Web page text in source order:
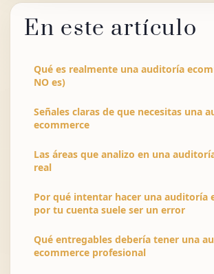
En este artículo
Qué es realmente una auditoría
NO es)
Señales claras de que necesitas una
ecommerce
Las áreas que analizo en una
real
Por qué intentar hacer una auditoría
por tu cuenta suele ser un error
Qué entregables debería tener una
ecommerce profesional